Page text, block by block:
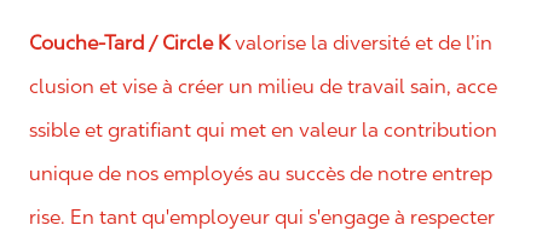
Couche-Tard / Circle Kvalorise la diversité et de l’in
clusion et vise à créer un milieu de travail sain, acce
ssible et gratifiant qui met en valeur la contribution
unique de nos employés au succès de notre entrep
rise. En tant qu'employeur qui s'engage à respecter